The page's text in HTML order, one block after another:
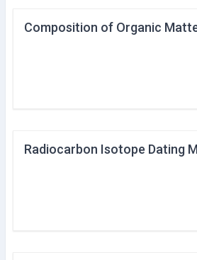
Composition of Organic
Radiocarbon Isotope Dating